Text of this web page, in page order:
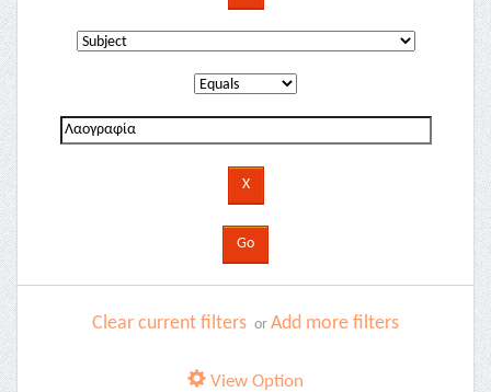
Clear current filters or Add more filters
View Option